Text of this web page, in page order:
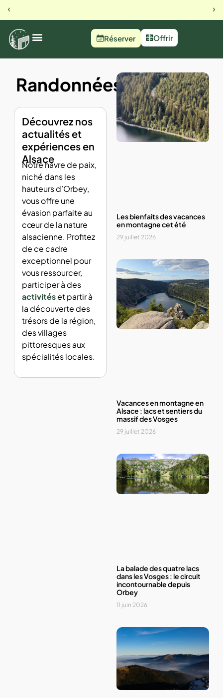
23 rue du busset, Orbey
Réserver Offrir
Randonnées
Découvrez nos
actualités et
expériences en
Alsace
Notre havre de paix,
niché dans les
hauteurs d’Orbey,
vous offre une
évasion parfaite au
cœur de la nature
alsacienne. Profitez
de ce cadre
exceptionnel pour
vous ressourcer,
participer à des
activitéset partir à
la découverte des
trésors de la région,
des villages
pittoresques aux
spécialités locales.
Les bienfaits des vacances
en montagne cet été
29 juillet 2026
Vacances en montagne en
Alsace : lacs et sentiers du
massif des Vosges
29 juillet 2026
La balade des quatre lacs
dans les Vosges : le circuit
incontournable depuis
Orbey
11 juin 2026